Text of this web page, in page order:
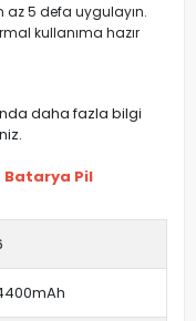
5 defa uygulayın.
kullanıma hazır
daha fazla bilgi
Batarya Pil